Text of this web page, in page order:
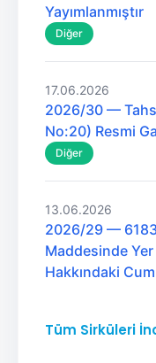
Yayımlanmıştır
Diğer
17.06.2026
2026/30 —
No:20) Resmi
Diğer
13.06.2026
2026/29 — 6183
Maddesinde
Hakkındaki
Tüm Sirküleri